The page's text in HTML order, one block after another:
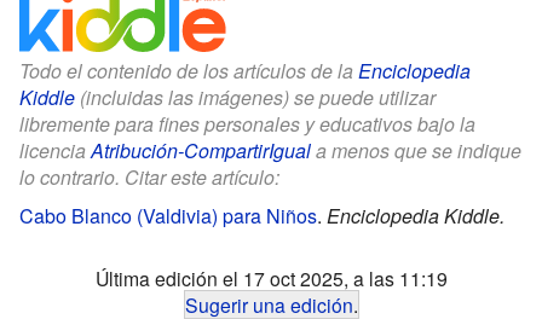
Todo el contenido de los artículos de la Enciclopedia
Kiddle (incluidas las imágenes) se puede utilizar
libremente para fines personales y educativos bajo la
licenciaAtribución-CompartirIguala menos que se indique
lo contrario. Citar este artículo:
Cabo Blanco (Valdivia) para Niños. Enciclopedia Kiddle.
Última edición el 17 oct 2025, a las 11:19
Sugerir una edición.